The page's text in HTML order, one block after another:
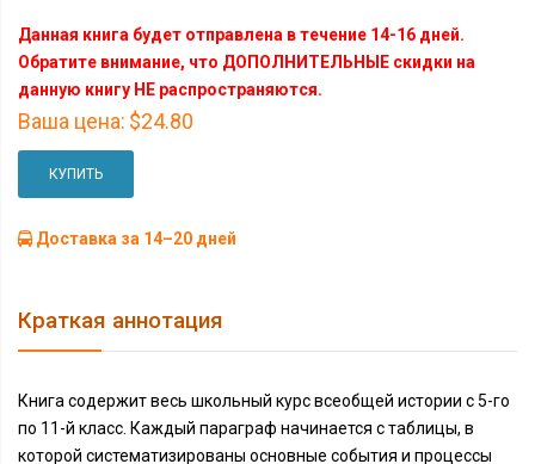
Данная книга будет отправлена в течение 14-16 дней.
Обратите внимание, что ДОПОЛНИТЕЛЬНЫЕ скидки на
данную книгу НЕ распространяются.
Ваша цена: $24.80
КУПИТЬ
Доставка за 14–20 дней
Краткая аннотация
Книга содержит весь школьный курс всеобщей истории с 5-го
по 11-й класс. Каждый параграф начинается с таблицы, в
которой систематизированы основные события и процессы